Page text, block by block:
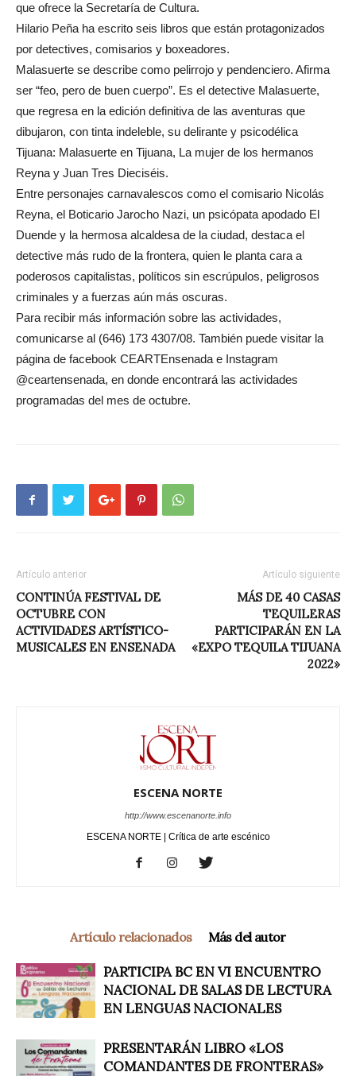
que ofrece la Secretaría de Cultura.
Hilario Peña ha escrito seis libros que están protagonizados
por detectives, comisarios y boxeadores.
Malasuerte se describe como pelirrojo y pendenciero. Afirma
ser “feo, pero de buen cuerpo”. Es el detective Malasuerte,
que regresa en la edición definitiva de las aventuras que
dibujaron, con tinta indeleble, su delirante y psicodélica
Tijuana: Malasuerte en Tijuana, La mujer de los hermanos
Reyna y Juan Tres Dieciséis.
Entre personajes carnavalescos como el comisario Nicolás
Reyna, el Boticario Jarocho Nazi, un psicópata apodado El
Duende y la hermosa alcaldesa de la ciudad, destaca el
detective más rudo de la frontera, quien le planta cara a
poderosos capitalistas, políticos sin escrúpulos, peligrosos
criminales y a fuerzas aún más oscuras.
Para recibir más información sobre las actividades,
comunicarse al (646) 173 4307/08. También puede visitar la
página de facebook CEARTEnsenada e Instagram
@ceartensenada, en donde encontrará las actividades
programadas del mes de octubre.
Artículo anterior
CONTINÚA FESTIVAL DE
OCTUBRE CON
ACTIVIDADES ARTÍSTICO-
MUSICALES EN ENSENADA
Artículo siguiente
MÁS DE 40 CASAS
TEQUILERAS
PARTICIPARÁN EN LA
«EXPO TEQUILA TIJUANA
2022»
ESCENA NORTE
http://www.escenanorte.info
ESCENA NORTE | Crítica de arte escénico
Artículo relacionados Más del autor
PARTICIPA BC EN VI ENCUENTRO
NACIONAL DE SALAS DE LECTURA
EN LENGUAS NACIONALES
PRESENTARÁN LIBRO «LOS
COMANDANTES DE FRONTERAS»